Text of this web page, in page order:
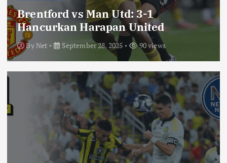
Brentford vs Man Utd: 3-1
Hancurkan Harapan United
ByNet September 28, 2025 90 views